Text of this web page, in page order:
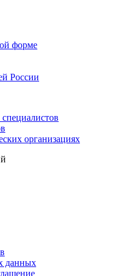
форме
России
организациях
данных